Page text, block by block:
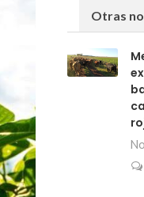
Otras